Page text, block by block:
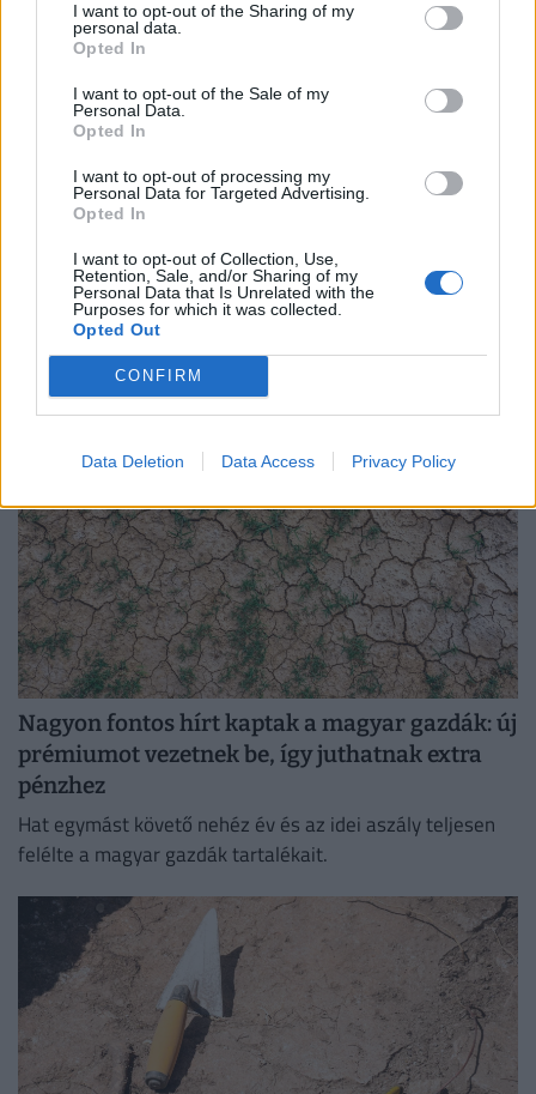
I want to opt-out of the Sharing of my
personal data.
Opted In
I want to opt-out of the Sale of my
Personal Data.
Opted In
I want to opt-out of processing my
Personal Data for Targeted Advertising.
Opted In
I want to opt-out of Collection, Use,
Retention, Sale, and/or Sharing of my
Personal Data that Is Unrelated with the
Purposes for which it was collected.
Opted Out
CONFIRM
Data Deletion Data Access Privacy Policy
Kész, ennyi volt: szinte teljesen felélte precíziós
rakéta-készletét az amerikai hadsereg
Az Egyesült Államok hadserege az Irán ellen öt hónapja
húzódó háborúban szinte teljes egészében felélte a nagy
hatótávolságú precíziós rakétáinak globális készletét.
Nagyon fontos hírt kaptak a magyar gazdák: új
prémiumot vezetnek be, így juthatnak extra
pénzhez
Hat egymást követő nehéz év és az idei aszály teljesen
felélte a magyar gazdák tartalékait.